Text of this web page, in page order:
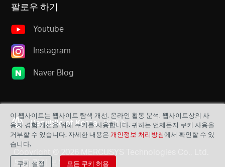
팔로우 하기
Youtube
Instagram
Naver Blog
Republic of Korea 변경
모든 권리 보유.
이 웹사이트는 웹사이트 탐색 개선, 온라인 활동 분석, 웹사이트상의 사
용자 경험 개선을 위해 쿠키를 사용합니다. 귀하는 언제든지 쿠키 사용을
거부할 수 있습니다. 자세한 내용은 개인정보 처리방침에서 확인할 수 있
습니다.
쿠키 설정 모든 쿠키 허용